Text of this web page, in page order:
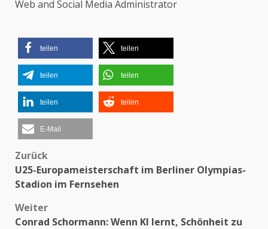
Web and Social Media Administrator
teilen teilen
teilen teilen
teilen teilen
E-Mail
Beitragsnavigation
Zurück
U25-Europameisterschaft im Berliner Olympias-
Stadion im Fernsehen
Weiter
Conrad Schormann: Wenn KI lernt, Schönheit zu